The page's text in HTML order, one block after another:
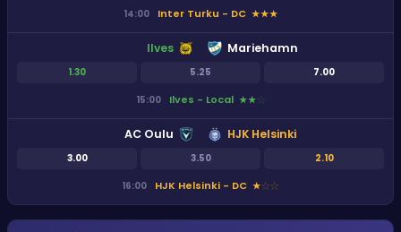
14:00 Inter Turku - DC ★★★
Ilves
1.30 5.25 7.00
Mariehamn
15:00 Ilves - Local ★★★
AC Oulu
3.00 3.50 2.10
HJK Helsinki
16:00 HJK Helsinki - DC ★★★